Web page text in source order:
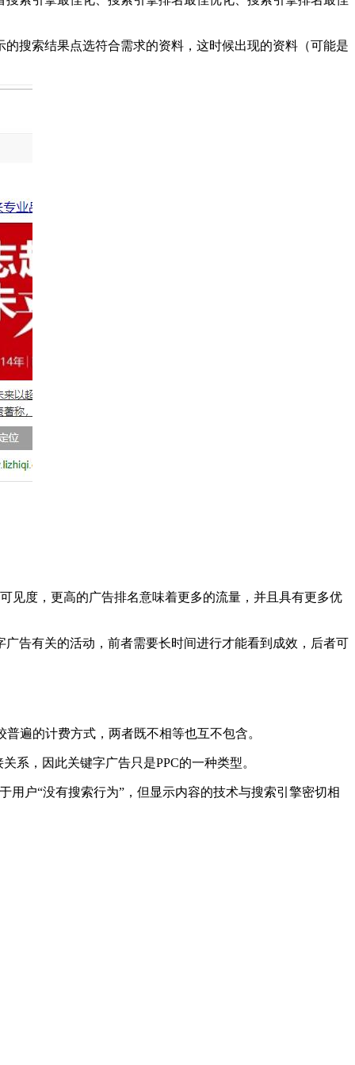
搜索结果点选符合需求的资料，这时候出现的资料（可能是
见度，更高的广告排名意味着更多的流量，并且具有更多优
告有关的活动，前者需要长时间进行才能看到成效，后者可
普遍的计费方式，两者既不相等也互不包含。
系，因此关键字广告只是PPC的一种类型。
户“没有搜索行为”，但显示内容的技术与搜索引擎密切相